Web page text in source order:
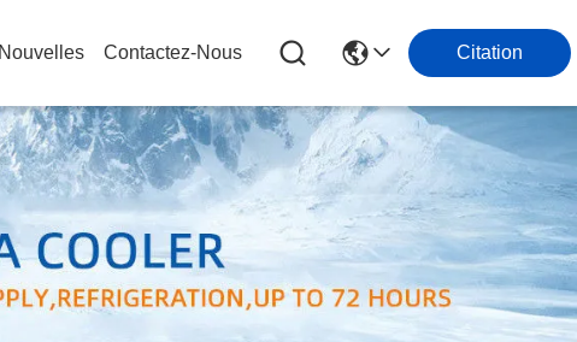
Nouvelles Contactez-Nous Citation